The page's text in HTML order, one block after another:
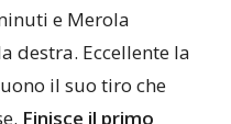
e Merola
destra. Eccellente la
il suo tiro che
Finisce il primo